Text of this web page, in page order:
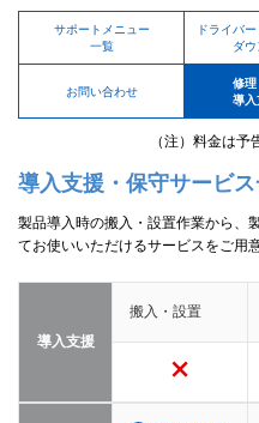
サポートメニュー
一覧
ドライバ
ダ
お問い合わせ
修理
導入
（注）料金は予
導入支援・保守サービ
製品導入時の搬入・設置作業から、
てお使いいただけるサービスをご用
導入支援
搬入・設置